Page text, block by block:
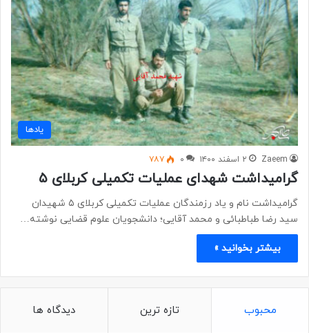
یادها
Zaeem ۲ اسفند ۱۴۰۰ ۰ ۷۸۷
گرامیداشت شهدای عملیات تکمیلی کربلای ۵
گرامیداشت نام و یاد رزمندگان عملیات تکمیلی کربلای ۵ شهیدان
سید رضا طباطبائی و محمد آقایی؛ دانشجویان علوم قضایی نوشته…
بیشتر بخوانید »
محبوب تازه ترین دیدگاه ها